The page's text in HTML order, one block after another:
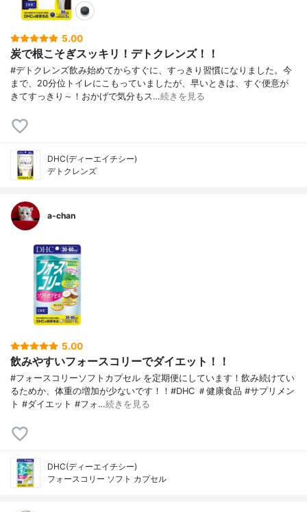
5.00
炭で根こそぎスッキリ！デトクレンズ！！
#デトクレンズ飲み始めてからすぐに、すっきり習慣になりました。今
まで、20分位トイレにこもっていましたが、早いときは、すぐ便意が
きてすっきり～！おかげで気分もス…続きを見る
DHC(ディーエイチシー)
デトクレンズ
a-chan
5.00
飲みやすいフォースコリーでダイエット！！
#フォースコリーソフトカプセル を定期便にしています！飲み続けてい
るためか、体重の増加が少ないです！！#DHC ＃健康食品 #サプリメン
ト #ダイエット #フォ…続きを見る
DHC(ディーエイチシー)
フォースコリー ソフト カプセル